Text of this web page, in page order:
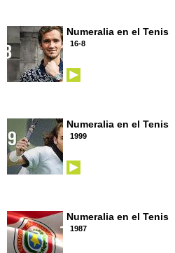
Numeralia en el Tenis
16-8
Numeralia en el Tenis
1999
Numeralia en el Tenis
1987